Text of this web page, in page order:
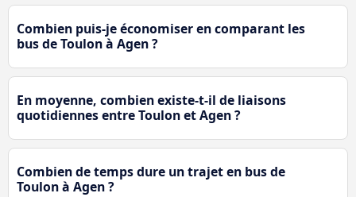
Combien puis-je économiser en comparant les
bus de Toulon à Agen ?
En moyenne, combien existe-t-il de liaisons
quotidiennes entre Toulon et Agen ?
Combien de temps dure un trajet en bus de
Toulon à Agen ?